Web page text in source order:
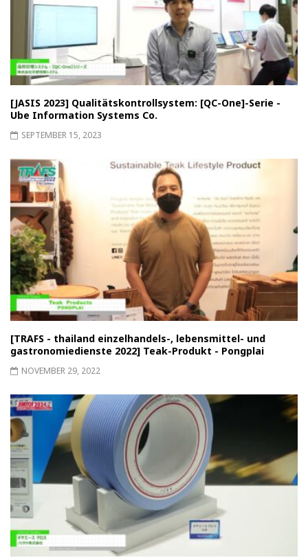
[JASIS 2023] Qualitätskontrollsystem: [QC-One]-Serie -
Ube Information Systems Co.
SEPTEMBER 15, 2023
[TRAFS - thailand einzelhandels-, lebensmittel- und
gastronomiedienste 2022] Teak-Produkt - Pongplai
NOVEMBER 29, 2022